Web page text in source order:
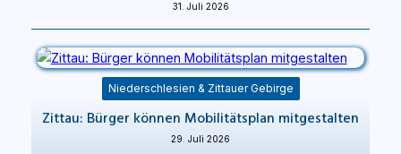
31. Juli 2026
Niederschlesien & Zittauer Gebirge
Zittau: Bürger können Mobilitätsplan mitgestalten
29. Juli 2026